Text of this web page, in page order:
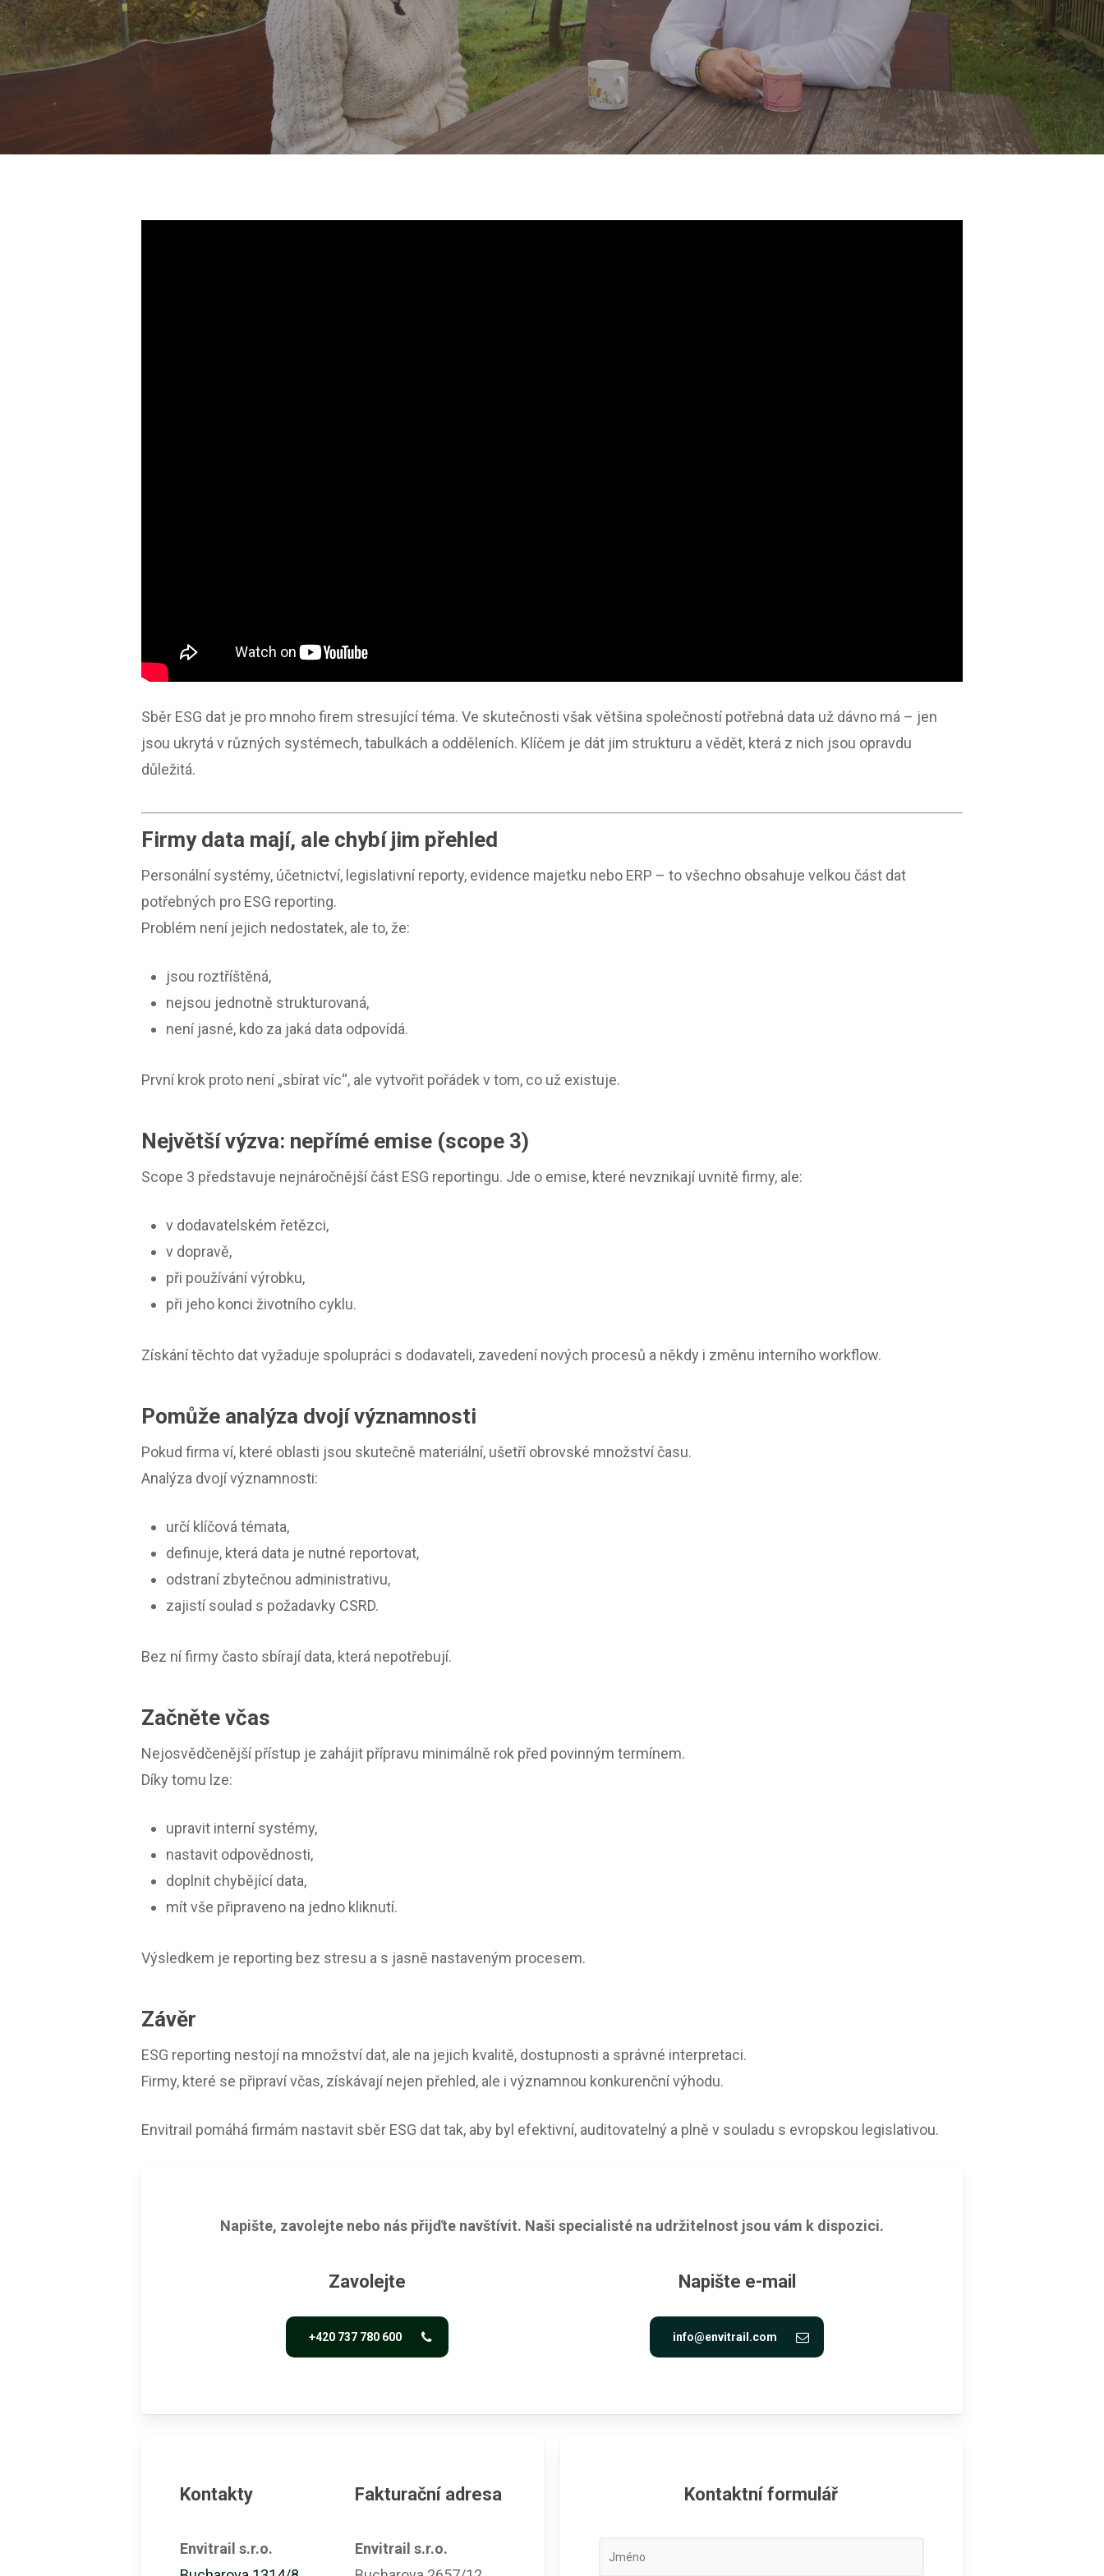
Sběr ESG dat je pro mnoho firem stresující téma. Ve skutečnosti však většina společností potřebná data už dávno má – jen
jsou ukrytá v různých systémech, tabulkách a odděleních. Klíčem je dát jim strukturu a vědět, která z nich jsou opravdu
důležitá.
Firmy data mají, ale chybí jim přehled
Personální systémy, účetnictví, legislativní reporty, evidence majetku nebo ERP – to všechno obsahuje velkou část dat
potřebných pro ESG reporting.
Problém není jejich nedostatek, ale to, že:
jsou roztříštěná,
nejsou jednotně strukturovaná,
není jasné, kdo za jaká data odpovídá.
První krok proto není „sbírat víc“, ale vytvořit pořádek v tom, co už existuje.
Největší výzva: nepřímé emise (scope 3)
Scope 3 představuje nejnáročnější část ESG reportingu. Jde o emise, které nevznikají uvnitě firmy, ale:
v dodavatelském řetězci,
v dopravě,
při používání výrobku,
při jeho konci životního cyklu.
Získání těchto dat vyžaduje spolupráci s dodavateli, zavedení nových procesů a někdy i změnu interního workflow.
Pomůže analýza dvojí významnosti
Pokud firma ví, které oblasti jsou skutečně materiální, ušetří obrovské množství času.
Analýza dvojí významnosti:
určí klíčová témata,
definuje, která data je nutné reportovat,
odstraní zbytečnou administrativu,
zajistí soulad s požadavky CSRD.
Bez ní firmy často sbírají data, která nepotřebují.
Začněte včas
Nejosvědčenější přístup je zahájit přípravu minimálně rok před povinným termínem.
Díky tomu lze:
upravit interní systémy,
nastavit odpovědnosti,
doplnit chybějící data,
mít vše připraveno na jedno kliknutí.
Výsledkem je reporting bez stresu a s jasně nastaveným procesem.
Závěr
ESG reporting nestojí na množství dat, ale na jejich kvalitě, dostupnosti a správné interpretaci.
Firmy, které se připraví včas, získávají nejen přehled, ale i významnou konkurenční výhodu.
Envitrail pomáhá firmám nastavit sběr ESG dat tak, aby byl efektivní, auditovatelný a plně v souladu s evropskou legislativou.
Napište, zavolejte nebo nás přijďte navštívit. Naši specialisté na udržitelnost jsou vám k dispozici.
Zavolejte
+420 737 780 600
Napište e-mail
info@envitrail.com
Kontakty
Envitrail s.r.o.
Fakturační adresa
Envitrail s.r.o.
Kontaktní formulář